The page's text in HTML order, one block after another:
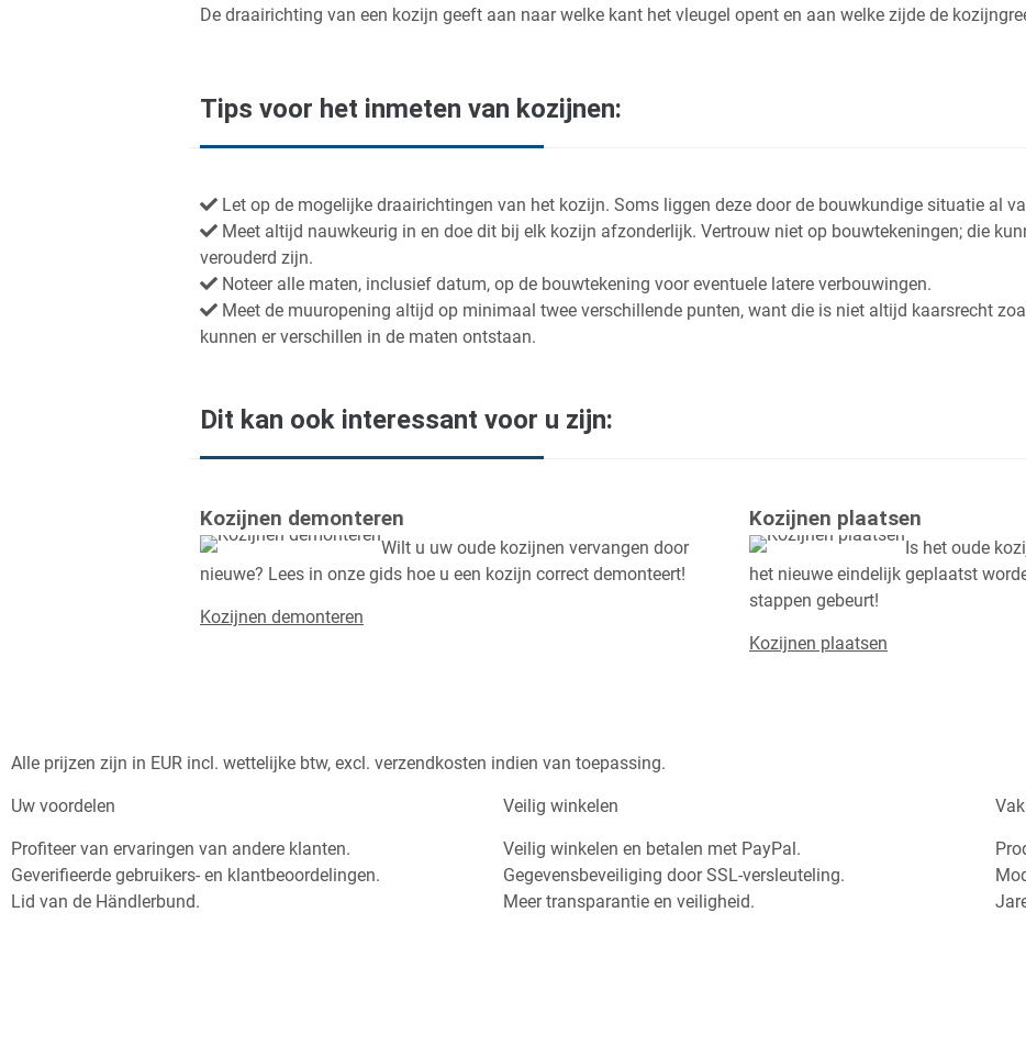
De draairichting van een kozijn geeft aan naar welke kant het vleugel opent en aan welke zijde de
Tips voor het inmeten van kozijnen:
Let op de mogelijke draairichtingen van het kozijn. Soms liggen deze door de bouwkundige situatie al
Meet altijd nauwkeurig in en doe dit bij elk kozijn afzonderlijk. Vertrouw niet op bouwtekeningen; die
verouderd zijn.
Noteer alle maten, inclusief datum, op de bouwtekening voor eventuele latere verbouwingen.
Meet de muuropening altijd op minimaal twee verschillende punten, want die is niet altijd kaarsrecht
kunnen er verschillen in de maten ontstaan.
Dit kan ook interessant voor u zijn:
Kozijnen demonteren
Wilt u uw oude kozijnen vervangen door
nieuwe? Lees in onze gids hoe u een kozijn correct demonteert!
Kozijnen demonteren
Kozijnen plaatsen
Is het oude
het nieuwe eindelijk geplaatst
stappen gebeurt!
Kozijnen plaatsen
Alle prijzen zijn in EUR incl. wettelijke btw, excl. verzendkosten indien van toepassing.
Uw voordelen
Profiteer van ervaringen van andere klanten.
Geverifieerde gebruikers- en klantbeoordelingen.
Lid van de Händlerbund.
Veilig winkelen
Veilig winkelen en betalen met PayPal.
Gegevensbeveiliging door SSL-versleuteling.
Meer transparantie en veiligheid.